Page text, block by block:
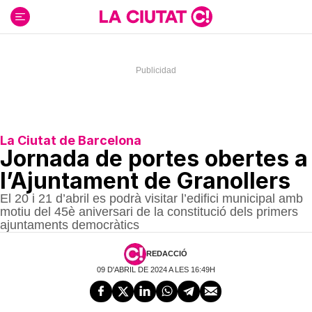
contenido
La Ciutat de Barcelona
Jornada de portes obertes a
l’Ajuntament de Granollers
El 20 i 21 d’abril es podrà visitar l’edifici municipal amb
motiu del 45è aniversari de la constitució dels primers
ajuntaments democràtics
REDACCIÓ
09 D'ABRIL DE 2024 A LES 16:49H